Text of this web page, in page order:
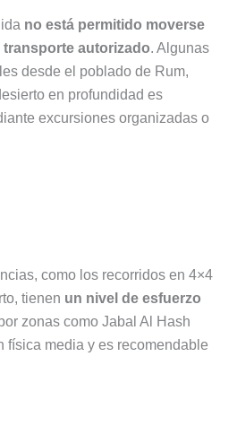
no está permitido moverse
transporte autorizado. Algunas
desde el poblado de Rum,
en profundidad es
excursiones organizadas o
como los recorridos en 4×4
tienen un nivel de esfuerzo
zonas como Jabal Al Hash
física media y es recomendable